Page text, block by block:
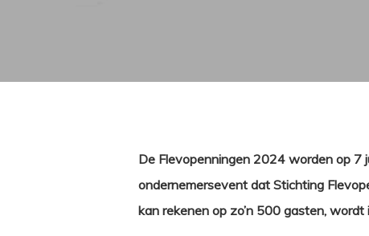
De Flevopenningen 2024 worden op 7
ondernemersevent dat Stichting
kan rekenen op zo’n 500 gasten,